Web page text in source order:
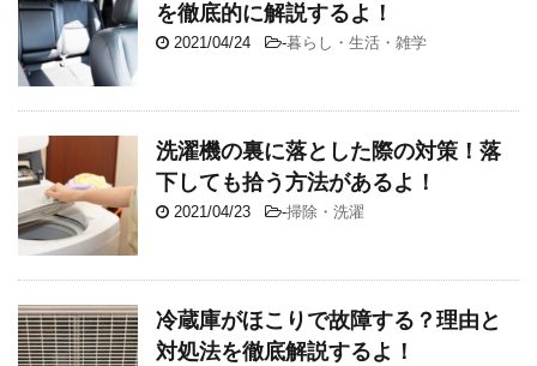
を徹底的に解説するよ！
2021/04/24 -暮らし・生活・雑学
洗濯機の裏に落とした際の対策！落
下しても拾う方法があるよ！
2021/04/23 -掃除・洗濯
冷蔵庫がほこりで故障する？理由と
対処法を徹底解説するよ！